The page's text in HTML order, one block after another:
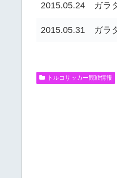
2015.05.24 ガラ
2015.05.31 ガラ
トルコサッカー観戦情報